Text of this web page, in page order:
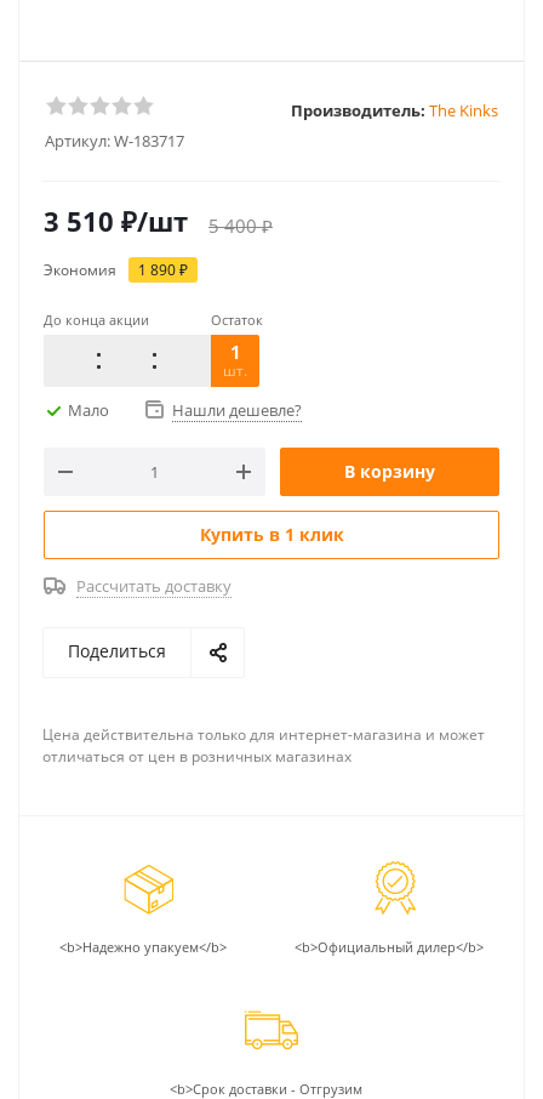
Артикул:W-183717
Производитель: The Kinks
3 510 ₽/шт 5 400₽
Экономия 1 890₽
До конца акции Остаток
1
шт.
Мало Нашли дешевле?
В корзину
Купить в 1 клик
Рассчитать доставку
Поделиться
Цена действительна только для интернет-магазина и может
отличаться от цен в розничных магазинах
<b>Надежно упакуем</b> <b>Официальный дилер</b>
<b>Срок доставки - Отгрузим